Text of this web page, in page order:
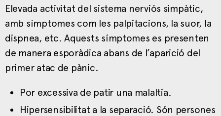
Elevada activitat del sistema nerviós simpàtic,
amb símptomes com les palpitacions, la suor, la
dispnea, etc. Aquests símptomes es presenten
de manera esporàdica abans de l’aparició del
primer atac de pànic.
Por excessiva de patir una malaltia.
Hipersensibilitat a la separació. Són persones